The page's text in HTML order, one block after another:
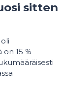
sitten
15 %